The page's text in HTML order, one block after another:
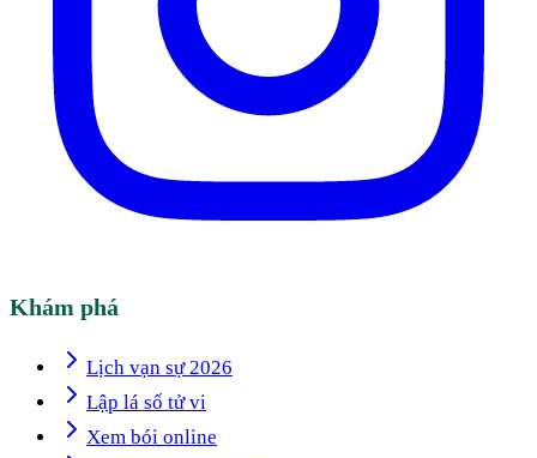
Khám phá
Lịch vạn sự 2026
Lập lá số tử vi
Xem bói online